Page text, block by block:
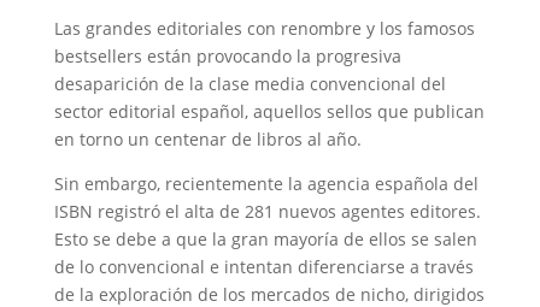
Las grandes editoriales con renombre y los famosos
bestsellers están provocando la progresiva
desaparición de la clase media convencional del
sector editorial español, aquellos sellos que publican
en torno un centenar de libros al año.
Sin embargo, recientemente la agencia española del
ISBN registró el alta de 281 nuevos agentes editores.
Esto se debe a que la gran mayoría de ellos se salen
de lo convencional e intentan diferenciarse a través
de la exploración de los mercados de nicho, dirigidos